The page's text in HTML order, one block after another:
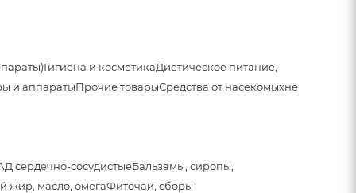
Гигиена и косметикаДиетическое питание,
и аппаратыПрочие товарыСредства от насекомыхне
сердечно-сосудистыеБальзамы, сиропы,
жир, масло, омегаФиточаи, сборы